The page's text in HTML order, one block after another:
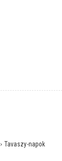
› Tavaszy-napok